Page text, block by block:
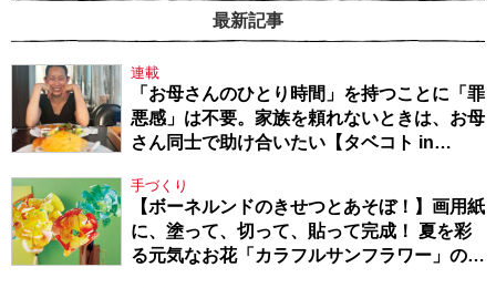
最新記事
連載
「お母さんのひとり時間」を持つことに「罪
悪感」は不要。家族を頼れないときは、お母
さん同士で助け合いたい【タベコト in
手づくり
【ボーネルンドのきせつとあそぼ！】画用紙
に、塗って、切って、貼って完成！ 夏を彩
る元気なお花「カラフルサンフラワー」の作